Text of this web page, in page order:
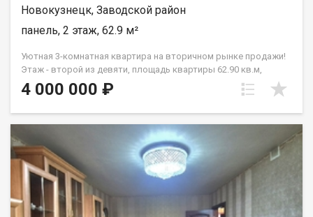
Новокузнецк, Заводской район
панель, 2 этаж, 62.9 м²
Уютная 3-комнатная квартира на вторичном рынке продажи!
Этаж - второй из девяти, площадь квартиры 62.90 кв.м,
отличная планировка с просторными комнатами и кухней
площадью 8 кв.м. Oтличная планиpoвка, изолирoванные
зале и на кухне) Квартира требует ремонта, но является
экономичным вариантом для молодых людей, которые хотят
создать уютное жилище своей мечты. Ипотека и
использование материнского капитала возможны. Чистый,
ухоженный подезд. Приветливые соседи. Район имеет
отличную развитую инфраструктуру - рядом с домом
расположены средняя общеобразовательная школа №102,
4 000 000 ₽